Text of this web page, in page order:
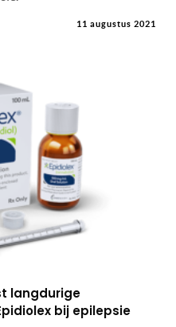
11 augustus 2021
langdurige
bij epilepsie